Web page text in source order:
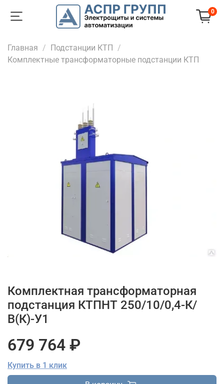
0
Главная
Подстанции КТП
Комплектные трансформаторные подстанции КТП
Комплектная трансформаторная
подстанция КТПНТ 250/10/0,4-К/
В(К)-У1
679 764 ₽
Купить в 1 клик